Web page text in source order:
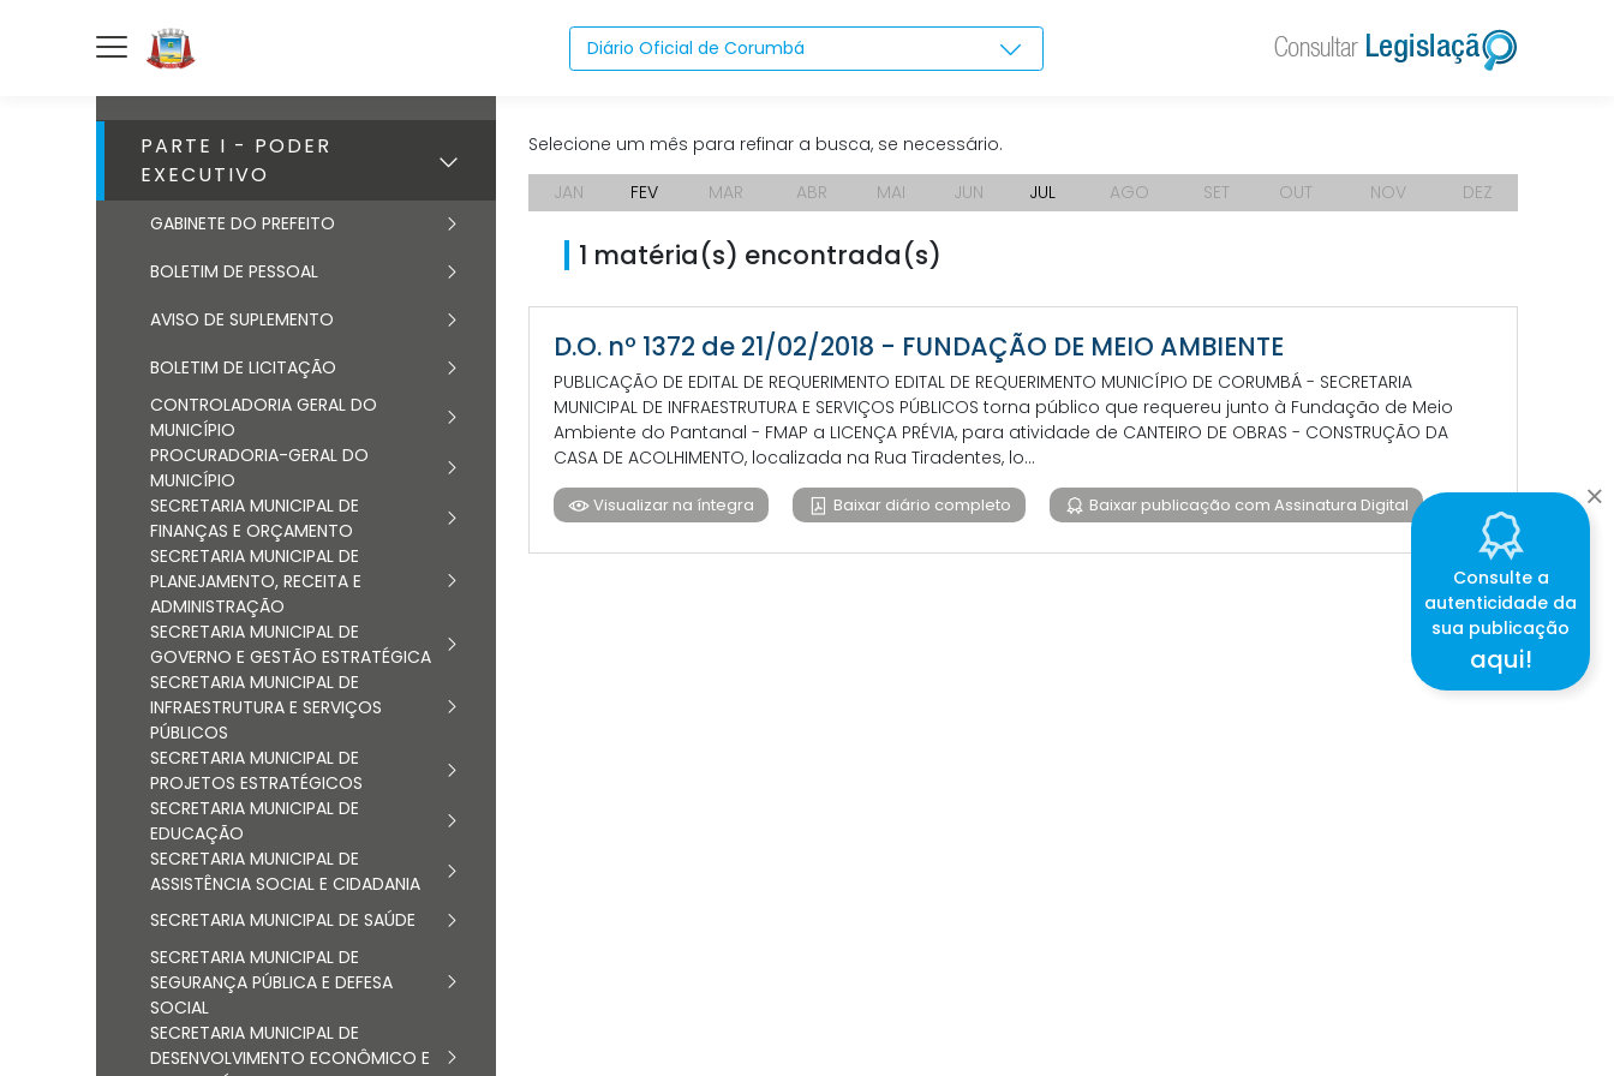
Diário Oficial de Corumbá
PARTE I - PODER
EXECUTIVO
GABINETE DO PREFEITO
BOLETIM DE PESSOAL
AVISO DE SUPLEMENTO
BOLETIM DE LICITAÇÃO
CONTROLADORIA GERAL DO
MUNICÍPIO
PROCURADORIA-GERAL DO
MUNICÍPIO
SECRETARIA MUNICIPAL DE
FINANÇAS E ORÇAMENTO
SECRETARIA MUNICIPAL DE
PLANEJAMENTO, RECEITA E
ADMINISTRAÇÃO
SECRETARIA MUNICIPAL DE
GOVERNO E GESTÃO ESTRATÉGICA
SECRETARIA MUNICIPAL DE
INFRAESTRUTURA E SERVIÇOS
PÚBLICOS
SECRETARIA MUNICIPAL DE
PROJETOS ESTRATÉGICOS
SECRETARIA MUNICIPAL DE
EDUCAÇÃO
SECRETARIA MUNICIPAL DE
ASSISTÊNCIA SOCIAL E CIDADANIA
SECRETARIA MUNICIPAL DE SAÚDE
SECRETARIA MUNICIPAL DE
SEGURANÇA PÚBLICA E DEFESA
SOCIAL
SECRETARIA MUNICIPAL DE
DESENVOLVIMENTO ECONÔMICO E
Selecione um mês para refinar a busca, se necessário.
JAN
FEV MAR ABR MAI JUN JUL AGO SET OUT NOV DEZ
1 matéria(s) encontrada(s)
D.O. nº 1372 de 21/02/2018 - FUNDAÇÃO DE MEIO AMBIENTE
PUBLICAÇÃO DE EDITAL DE REQUERIMENTO EDITAL DE REQUERIMENTO MUNICÍPIO DE CORUMBÁ - SECRETARIA
MUNICIPAL DE INFRAESTRUTURA E SERVIÇOS PÚBLICOS torna público que requereu junto à Fundação de Meio
Ambiente do Pantanal - FMAP a LICENÇA PRÉVIA, para atividade de CANTEIRO DE OBRAS - CONSTRUÇÃO DA
CASA DE ACOLHIMENTO, localizada na Rua Tiradentes, lo...
Visualizar na íntegra Baixar diário completo Baixar publicação com Assinatura Digital
Consulte a
autenticidade da
sua publicação
aqui!